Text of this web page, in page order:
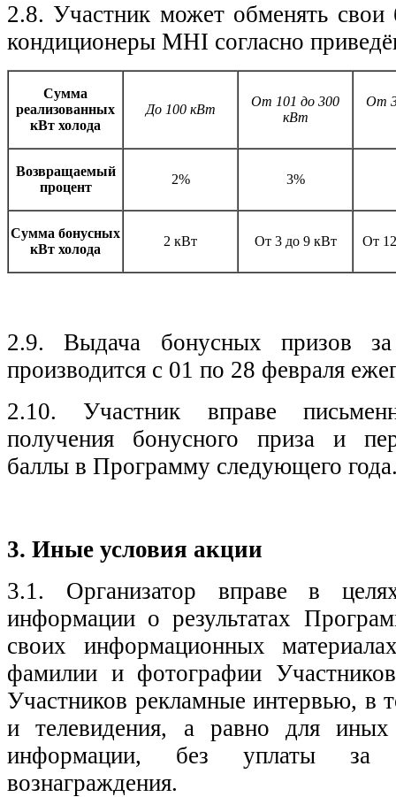
2.8. Участник может обменять
кондиционеры MHI согласно
Сумма
реализованных
кВт холода
До 100 кВт
От 101 до 300
кВт
От
Возвращаемый
процент
2% 3%
Сумма бонусных
кВт холода
2 кВт От 3 до 9 кВт От
2.9. Выдача бонусных призов
производится с 01 по 28 февраля
2.10. Участник вправе
получения бонусного приза и
баллы в Программу следующего
3. Иные условия акции
3.1. Организатор вправе в целях
информации о результатах
своих информационных
фамилии и фотографии
Участников рекламные интервью, в
и телевидения, а равно для иных
информации, без уплаты за
вознаграждения.